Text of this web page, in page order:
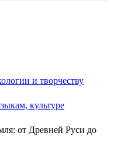
и творчеству
культуре
от Древней Руси до